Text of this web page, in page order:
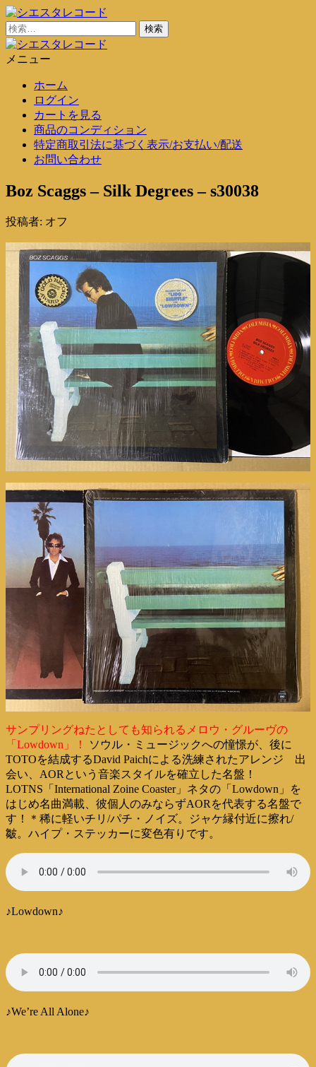
コ
ン
テ
ン
シエスタレコード
中古レコード通販
検
索:
メニュー
ホーム
ログイン
カートを見る
商品のコンディション
特定商取引法に基づく表示/お支払い/配送
お問い合わせ
Boz Scaggs – Silk Degrees – s30038
投稿者: オフ
サンプリングねたとしても知られるメロウ・グルーヴの
「Lowdown」！
ソウル・ミュージックへの憧憬が、後に
TOTOを結成するDavid Paichによる洗練されたアレンジ 出
会い、AORという音楽スタイルを確立した名盤！
LOTNS「International Zoine Coaster」ネタの「Lowdown」を
はじめ名曲満載、彼個人のみならずAORを代表する名盤で
す！＊稀に軽いチリ/パチ・ノイズ。ジャケ縁付近に擦れ/
皺。ハイプ・ステッカーに変色有りです。
♪Lowdown♪
♪We’re All Alone♪